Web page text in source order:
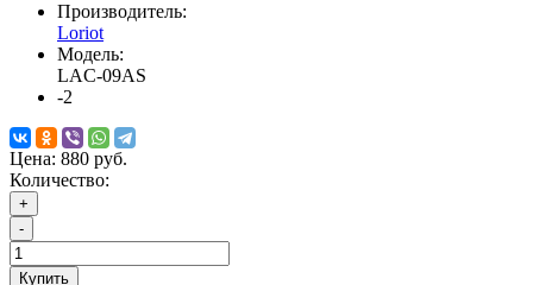
Производитель:
Loriot
Модель:
LAC-09AS
-2
Цена: 880 руб.
Количество:
+
-
Купить